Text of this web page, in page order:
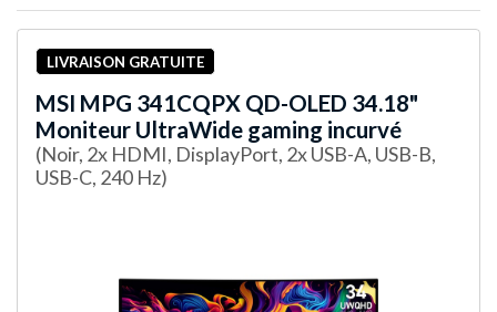
LIVRAISON GRATUITE
MSI MPG 341CQPX QD-OLED 34.18"
Moniteur UltraWide gaming incurvé
(Noir, 2x HDMI, DisplayPort, 2x USB-A, USB-B,
USB-C, 240 Hz)